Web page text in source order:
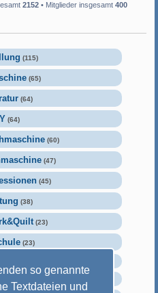
so genannte
Textdateien und
2152 • Mitglieder insgesamt 400
(115)
(65)
(64)
(64)
(60)
(47)
(45)
(38)
(23)
(23)